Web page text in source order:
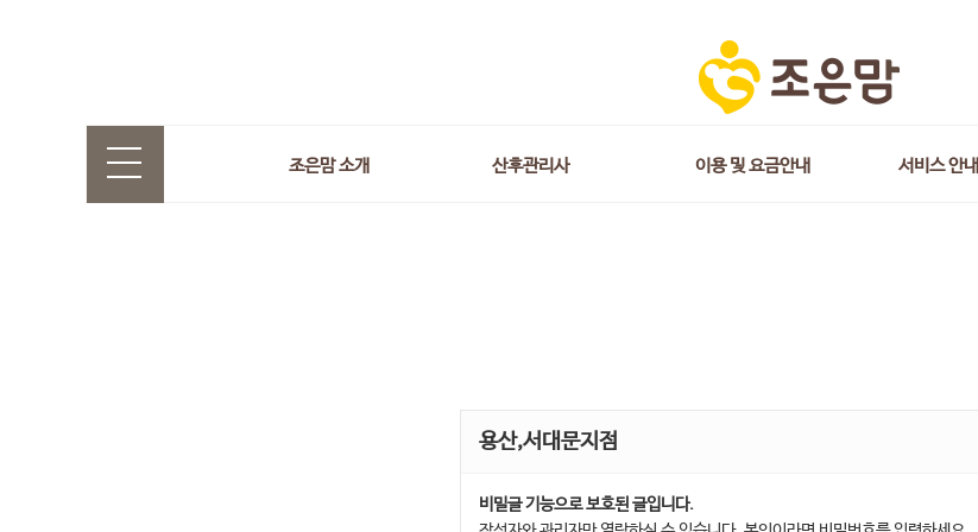
조은맘 소개 산후관리사 이용 및 요금안내 서비스 안내
용산,서대문지점
비밀글 기능으로 보호된 글입니다.